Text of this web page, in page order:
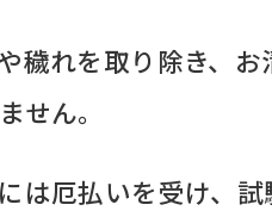
れを取り除き、お
せん。
は厄払いを受け、